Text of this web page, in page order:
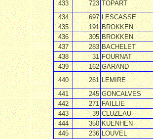
433 723 TOPART
434
697 LESCASSE
435
191 BROKKEN
436
305 BROKKEN
437
283 BACHELET
438
31 FOURNAT
439
162 GARAND
440
261 LEMIRE
441
245 GONCALVES
442
271 FAILLIE
443
39 CLUZEAU
444
350 KUENHEN
445
236 LOUVEL